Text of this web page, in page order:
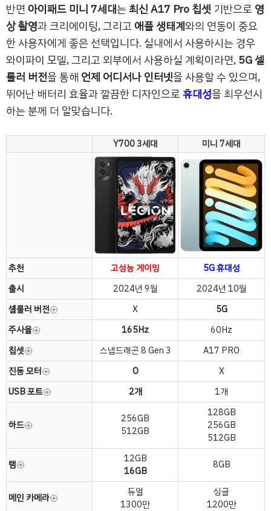
반면 아이패드 미니 7세대는최신 A17 Pro 칩셋 기반으로 영
상 촬영과 크리에이팅, 그리고애플 생태계와의 연동이 중요
한 사용자에게 좋은 선택입니다. 실내에서 사용하시는 경우
와이파이 모델, 그리고 외부에서 사용하실 계획이라면,5G 셀
룰러 버전을 통해 언제 어디서나 인터넷을 사용할 수 있으며,
뛰어난 배터리 효율과 깔끔한 디자인으로휴대성을 최우선시
하는 분께 더 알맞습니다.
Y700 3세대 미니 7세대
추천 고성능 게이밍
5G 휴대성
출시
2024년 9월
2024년 10월
셀룰러 버전
X
5G
주사율
165Hz
60Hz
칩셋
스냅드래곤 8 Gen 3
A17 PRO
진동 모터
O
X
USB 포트
2개 1개
하드
256GB
512GB
128GB
256GB
512GB
램
12GB
16GB
8GB
메인 카메라
듀얼
1300만
싱글
1200만